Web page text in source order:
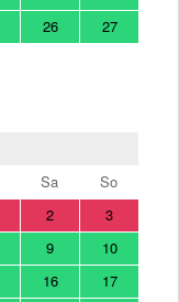
26
27
Sa
So
2
3
9
10
16
17